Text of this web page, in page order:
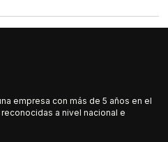
empresa con más de 5 años en el
a nivel nacional e